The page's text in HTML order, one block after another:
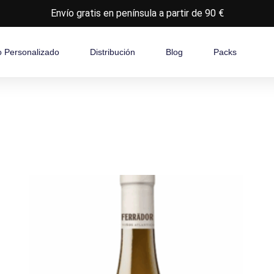
Envío gratis en península a partir de 90 €
Personalizado Distribución Blog Packs